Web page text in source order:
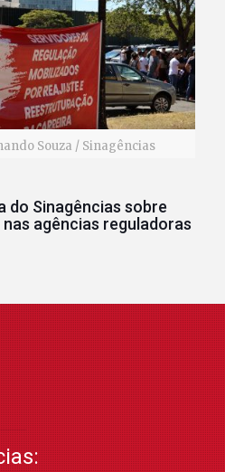
Souza / Sinagências
do Sinagências sobre
agências reguladoras